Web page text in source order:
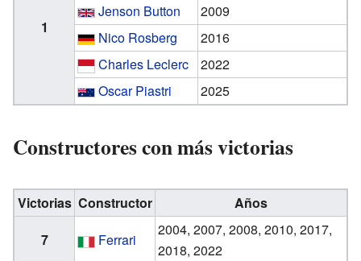
1
Jenson Button
2009
Nico Rosberg
2016
Charles Leclerc
2022
Oscar Piastri
2025
Constructores con más victorias
Victorias Constructor
Años
7
Ferrari
2004, 2007, 2008, 2010, 2017,
2018, 2022